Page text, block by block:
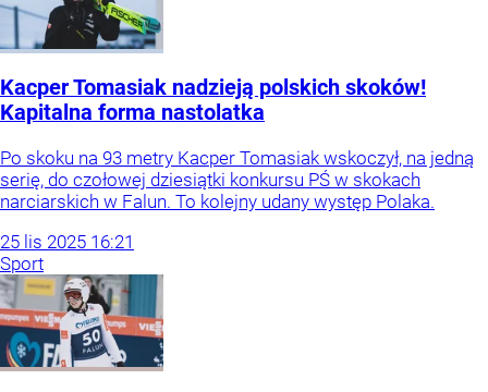
Kacper Tomasiak nadzieją polskich skoków!
Kapitalna forma nastolatka
Po skoku na 93 metry Kacper Tomasiak wskoczył, na jedną
serię, do czołowej dziesiątki konkursu PŚ w skokach
narciarskich w Falun. To kolejny udany występ Polaka.
25 lis 2025 16:21
Sport